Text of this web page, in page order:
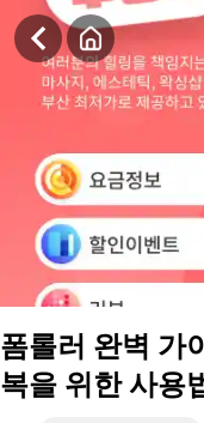
폼롤러 완벽 가이드: 통
폼롤러 완벽 가
복을 위한 사용